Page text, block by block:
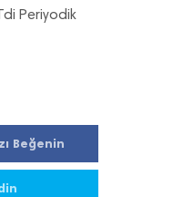
Periyodik
Beğenin